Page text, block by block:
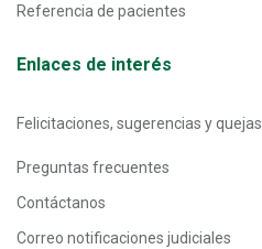
Referencia de pacientes
Enlaces de interés
Felicitaciones, sugerencias y quejas
Preguntas frecuentes
Contáctanos
Correo notificaciones judiciales